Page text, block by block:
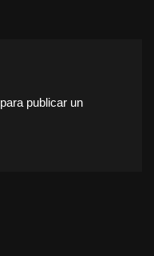
para publicar un